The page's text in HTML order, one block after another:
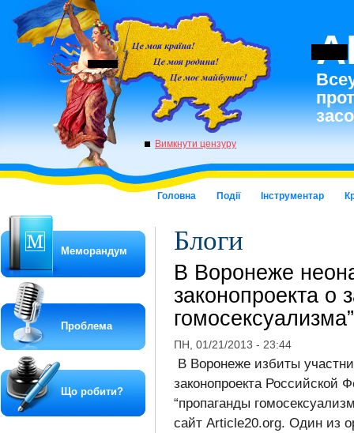
Головна Події Інструментар
Вимкнути цензуру
Блоги
В Воронеже
законопроекта о
гомосексуализма”
ПН, 01/21/2013 - 23:44
В Воронеже избиты
законопроекта Российской
“пропаганды
сайт Article20.org. Один из
Меморандум
Проблема
Що робити?